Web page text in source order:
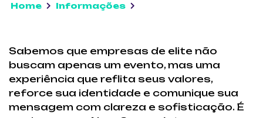
Home Informações
Sabemos que empresas de elite não
buscam apenas um evento, mas uma
experiência que reflita seus valores,
reforce sua identidade e comunique sua
mensagem com clareza e sofisticação. É